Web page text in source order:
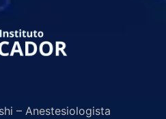
– Anestesiologista